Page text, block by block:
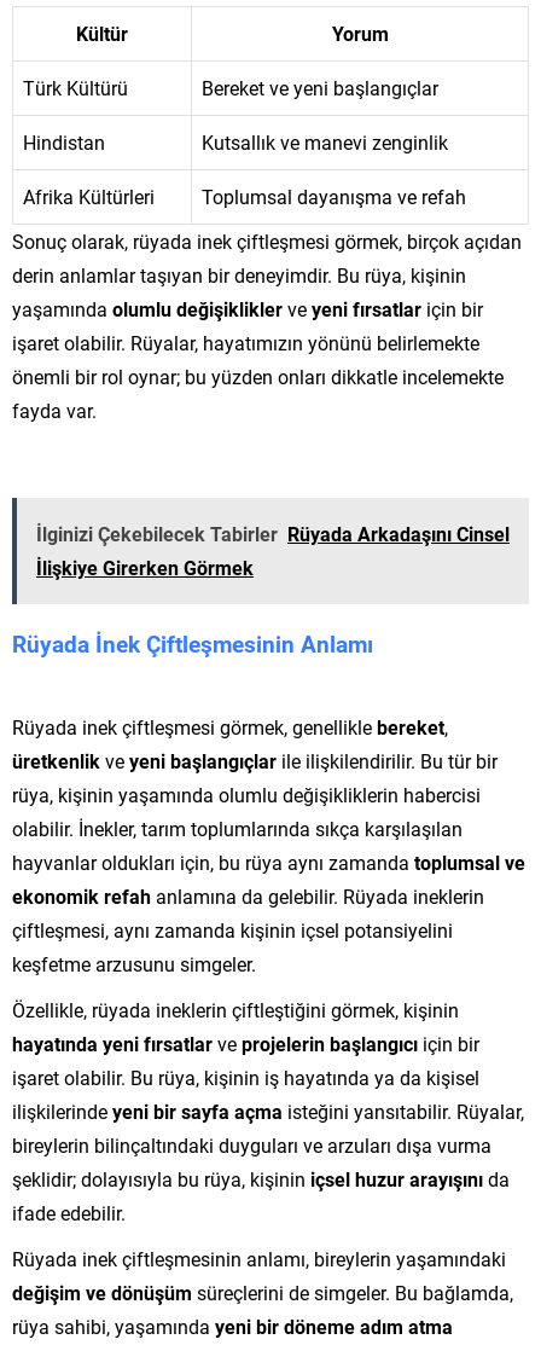
Kültür Yorum
Türk Kültürü Bereket ve yeni başlangıçlar
Hindistan Kutsallık ve manevi zenginlik
Afrika Kültürleri
Toplumsal dayanışma ve refah
Sonuç olarak, rüyada inek çiftleşmesi görmek, birçok açıdan
derin anlamlar taşıyan bir deneyimdir. Bu rüya, kişinin
yaşamında olumlu değişikliklerveyeni fırsatlar için bir
işaret olabilir. Rüyalar, hayatımızın yönünü belirlemekte
önemli bir rol oynar; bu yüzden onları dikkatle incelemekte
fayda var.
İlginizi Çekebilecek Tabirler Rüyada Arkadaşını Cinsel
İlişkiye Girerken Görmek
Rüyada İnek Çiftleşmesinin Anlamı
Rüyada inek çiftleşmesi görmek, genelliklebereket,
üretkenlikveyeni başlangıçlar ile ilişkilendirilir. Bu tür bir
rüya, kişinin yaşamında olumlu değişikliklerin habercisi
olabilir. İnekler, tarım toplumlarında sıkça karşılaşılan
hayvanlar oldukları için, bu rüya aynı zamanda toplumsal ve
ekonomik refah anlamına da gelebilir. Rüyada ineklerin
çiftleşmesi, aynı zamanda kişinin içsel potansiyelini
keşfetme arzusunu simgeler.
Özellikle, rüyada ineklerin çiftleştiğini görmek, kişinin
hayatında yeni fırsatlarveprojelerin başlangıcı için bir
işaret olabilir. Bu rüya, kişinin iş hayatında ya da kişisel
ilişkilerindeyeni bir sayfa açma isteğini yansıtabilir. Rüyalar,
bireylerin bilinçaltındaki duyguları ve arzuları dışa vurma
şeklidir; dolayısıyla bu rüya, kişinin içsel huzur arayışınıda
ifade edebilir.
Rüyada inek çiftleşmesinin anlamı, bireylerin yaşamındaki
değişim ve dönüşüm süreçlerini de simgeler. Bu bağlamda,
rüya sahibi, yaşamında yeni bir döneme adım atma